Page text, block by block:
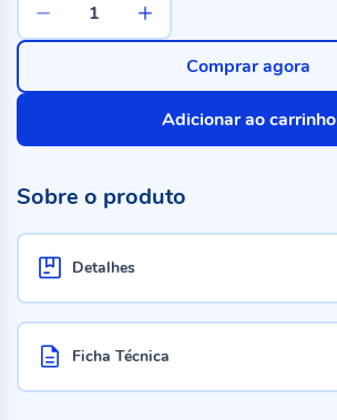
Adicionar ao carrinho
Comprar agora
Sobre o produto
Detalhes
Ficha Técnica